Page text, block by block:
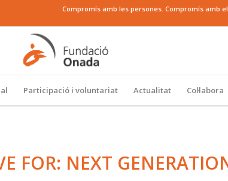
Compromís amb les persones. Compromís amb
Participació i voluntariat Actualitat Col·labora
FOR: NEXT